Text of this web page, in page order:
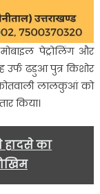
पेट्रोलिंग और
उर्फ ढडुआ पुत्र किशोर
कोतवाली लालकुआं को
किया।
का